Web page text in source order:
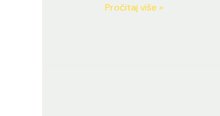
Pljevlja
Pročitaj više »